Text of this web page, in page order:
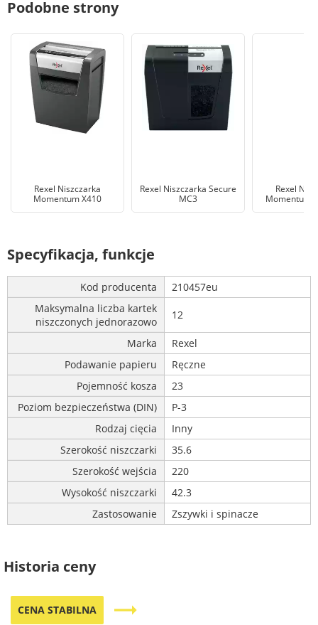
Podobne strony
Rexel Niszczarka
Momentum X410
Rexel Niszczarka Secure
MC3
Rexel
Momentum
Specyfikacja, funkcje
Kod producenta
210457eu
Maksymalna liczba kartek
niszczonych jednorazowo
12
Marka
Rexel
Podawanie papieru
Ręczne
Pojemność kosza
23
Poziom bezpieczeństwa (DIN)
P-3
Rodzaj cięcia
Inny
Szerokość niszczarki
35.6
Szerokość wejścia
220
Wysokość niszczarki
42.3
Zastosowanie
Zszywki i spinacze
Historia ceny
CENA STABILNA trending_flat